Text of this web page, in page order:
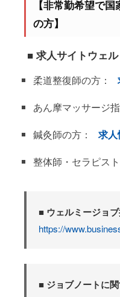
【非常勤希望で
の方】
■ 求人サイトウェ
柔道整復師の方：
あん摩マッサージ
鍼灸師の方：
求人
整体師・セラピスト
■ ウェルミージョ
https://
■ ジョブノートに